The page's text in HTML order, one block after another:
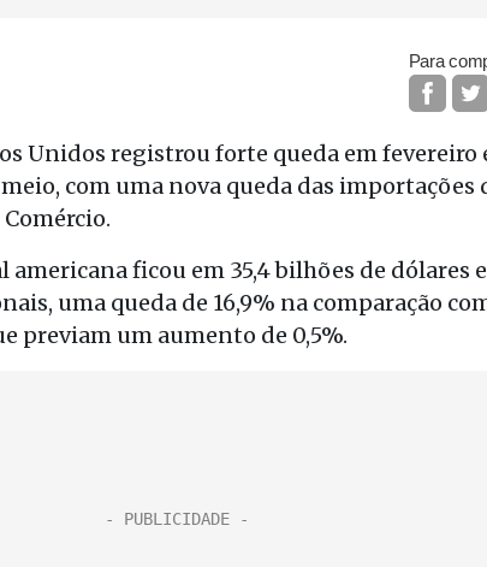
Para
Unidos registrou forte queda em fevereiro
com uma nova queda das importações
americana ficou em 35,4 bilhões de dólares
uma queda de 16,9% na comparação
previam um aumento de 0,5%.